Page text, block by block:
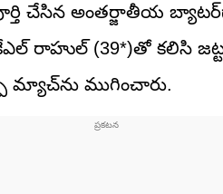
చేసిన అంతర్జాతీయ
కేఎల్ రాహుల్ (39*)తో కలిసి
మ్యాచ్‌ను ముగించారు.